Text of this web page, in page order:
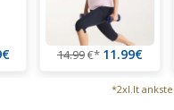
14.99€* 11.99€
*2xl.lt